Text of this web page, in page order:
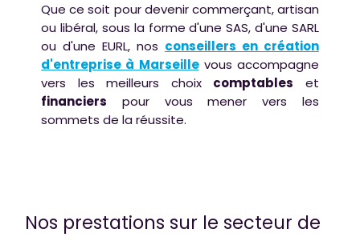
Que ce soit pour devenir commerçant, artisan
ou libéral, sous la forme d'une SAS, d'une SARL
ou d'une EURL, nos conseillers en création
d'entreprise à Marseillevous accompagne
vers les meilleurs choix comptables et
financiers pour vous mener vers les
sommets de la réussite.
Nos prestations sur le secteur de